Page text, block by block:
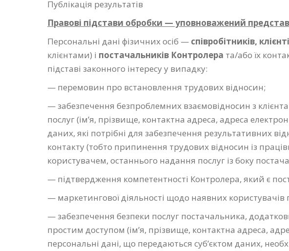
Публікація результатів
Правові підстави обробки — уповноважений
Персональні дані фізичних осіб — співробітників,
клієнтами) і постачальників Контролера та/або їх
підставі законного інтересу у випадку:
— перемовин про встановлення трудових відносин;
— забезпечення безпроблемних взаємовідносин з
послуг (ім’я, прізвище, контактна адреса, адреса
даних, які потрібні для забезпечення результативних
контакту (тобто припинення трудових відносин із
користувачем, останнього надання послуг із боку
— підтвердження компетентності Контролера, який є
— маркетингової діяльності щодо наявних
— забезпечення безпеки послуг постачальника,
простим доступом (ім’я, прізвище, контактна адреса,
персональні дані, що передаються суб’єктом даних,